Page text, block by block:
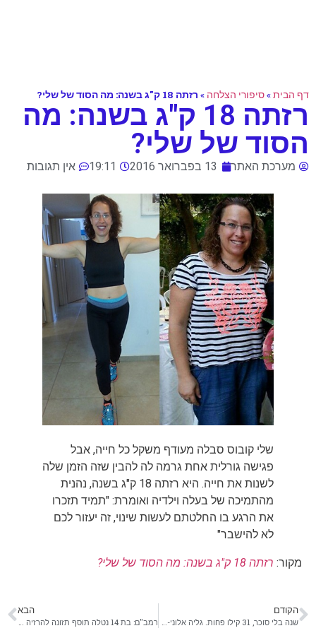
דף הבית»סיפורי הצלחה » רזתה 18 ק"ג בשנה: מה הסוד של שלי?
רזתה 18 ק"ג בשנה: מה
הסוד של שלי?
מערכת האתר 13 בפברואר 2016 19:11 אין תגובות
שלי קובוס סבלה מעודף משקל כל חייה, אבל
פגישה גורלית אחת גרמה לה להבין שזה הזמן שלה
לשנות את חייה. היא רזתה 18 ק"ג בשנה, נהנית
מהתמיכה של בעלה וילדיה ואומרת: "תמיד תזכרו
את הרגע בו החלטתם לעשות שינוי, זה יעזור לכם
לא להישבר"
מקור: רזתה 18 ק"ג בשנה: מה הסוד של שלי?
הקודם הבא